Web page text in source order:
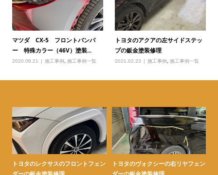
マツダ CX-5 フロントバンパ
ー 特殊カラー（46V）塗装...
2020.08.21 施工事例 施工事例一覧
トヨタのアクアの左サイドステッ
プの鈑金塗装修理
2021.02.23 施工事例 ,施工事例一覧
トヨタのレクサスのフロントフェン
トヨタのヴォクシーの右リヤフェン